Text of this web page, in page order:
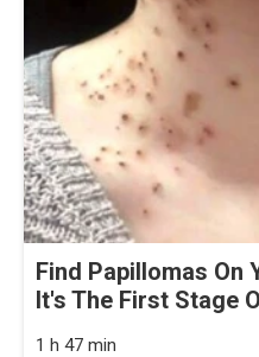
Find Papillomas On
It's The First Stage
1 h 47 min